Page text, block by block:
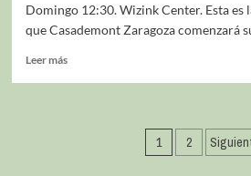
Domingo 12:30. Wizink Center. Esta es
que Casademont Zaragoza comenzará
Leer más
1 2